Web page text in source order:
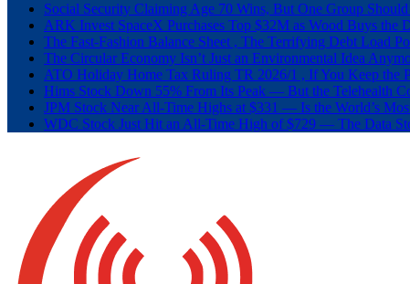
Social Security Claiming Age 70 Wins, But One Group
ARK Invest SpaceX Purchases Top $32M as Wood Buys the
The Fast-Fashion Balance Sheet , The Terrifying Debt Load
The Circular Economy Isn’t Just an Environmental Idea
ATO Holiday Home Tax Ruling TR 2026/1 , If You Keep the
Hims Stock Down 55% From Its Peak — But the Telehealth
JPM Stock Near All-Time Highs at $331 — Is the World’s
WDC Stock Just Hit an All-Time High of $729 — The Data